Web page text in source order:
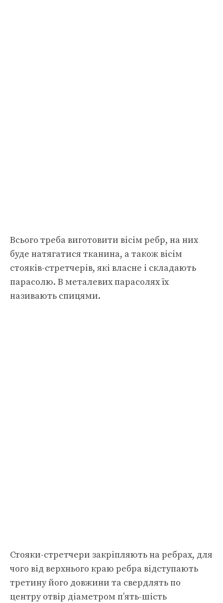
Всього треба виготовити вісім ребр, на них
буде натягатися тканина, а також вісім
стояків-стретчерів, які власне і складають
парасолю. В металевих парасолях їх
називають спицями.
Стояки-стретчери закріпляють на ребрах, для
чого від верхнього краю ребра відступають
третину його довжини та свердлять по
центру отвір діаметром п’ять-шість